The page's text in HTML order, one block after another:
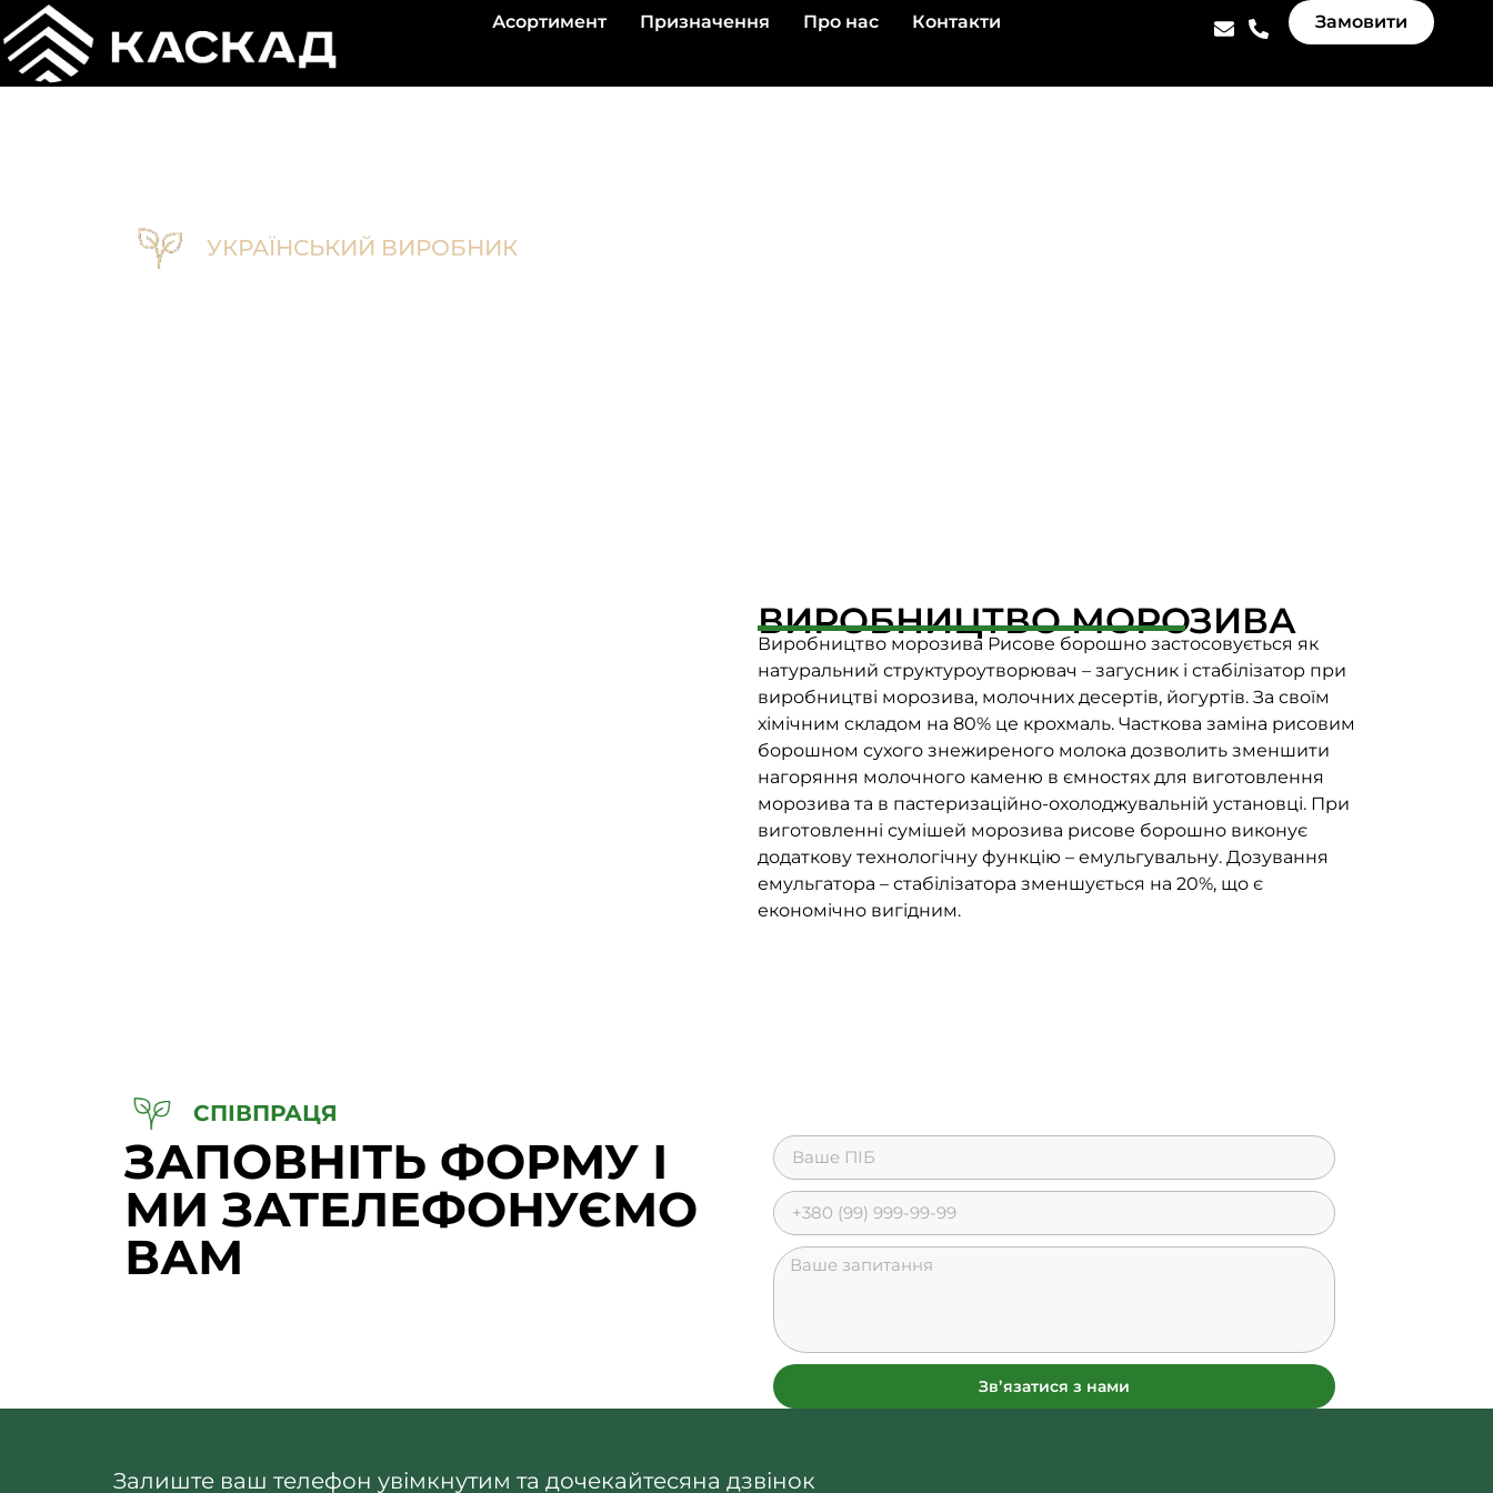
Асортимент Призначення Про нас Контакти Замовити
УКРАЇНСЬКИЙ ВИРОБНИК
ВИРОБНИЦТВО МОРОЗИВА
Виробництво морозива Рисове борошно застосовується як
натуральний структуроутворювач – загусник і стабілізатор при
виробництві морозива, молочних десертів, йогуртів. За своїм
хімічним складом на 80% це крохмаль. Часткова заміна рисовим
борошном сухого знежиреного молока дозволить зменшити
нагоряння молочного каменю в ємностях для виготовлення
морозива та в пастеризаційно-охолоджувальній установці. При
виготовленні сумішей морозива рисове борошно виконує
додаткову технологічну функцію – емульгувальну. Дозування
емульгатора – стабілізатора зменшується на 20%, що є
економічно вигідним.
СПІВПРАЦЯ
ЗАПОВНІТЬ ФОРМУ І
МИ ЗАТЕЛЕФОНУЄМО
ВАМ
Звʼязатися з нами
Залиште ваш телефон увімкнутим та дочекайтесяна дзвінок